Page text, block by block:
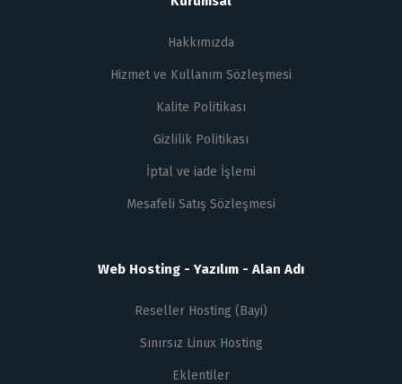
Hakkımızda
Hizmet ve Kullanım Sözleşmesi
Kalite Politikası
Gizlilik Politikası
İptal ve iade İşlemi
Mesafeli Satış Sözleşmesi
Web Hosting - Yazılım - Alan Adı
Reseller Hosting (Bayi)
Sınırsız Linux Hosting
Eklentiler